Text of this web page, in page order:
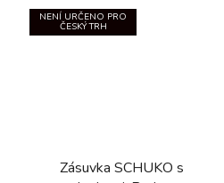
NENÍ URČENO PRO
ČESKÝ TRH
Zásuvka SCHUKO s